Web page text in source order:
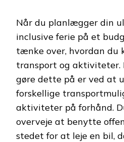
Når du planlægger din
inclusive ferie på et
tænke over, hvordan du
transport og aktiviteter.
gøre dette på er ved at
forskellige
aktiviteter på forhånd.
overveje at benytte
stedet for at leje en bil,